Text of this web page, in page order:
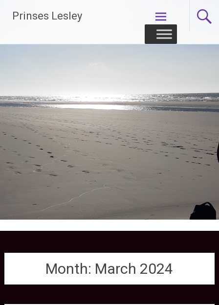
Prinses Lesley
Month: March 2024